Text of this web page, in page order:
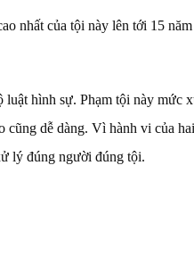
nhất của tội này lên tới 15 năm
hình sự. Phạm tội này mức
dễ dàng. Vì hành vi của
lý đúng người đúng tội.